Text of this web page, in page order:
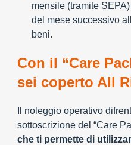
mensile (tramite
del mese successivo
beni.
Con il “Care
sei coperto All
Il noleggio operativo
sottoscrizione del “Care
che ti permette di